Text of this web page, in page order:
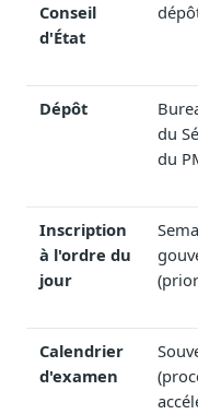
Conseil (Advisory)
Consultants
Guides pratiques
17 guides sur le
Blog & Podcast
Analyses, méthodes,
1027 termes
Glossaire affaires
Lexique par thème
Conseil
d'État
Dépôt
du
du
Inscription
à l'ordre du
jour
Calendrier
d'examen